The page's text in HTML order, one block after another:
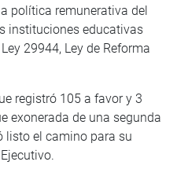
política remunerativa del
instituciones educativas
29944, Ley de Reforma
registró 105 a favor y 3
exonerada de una segunda
listo el camino para su